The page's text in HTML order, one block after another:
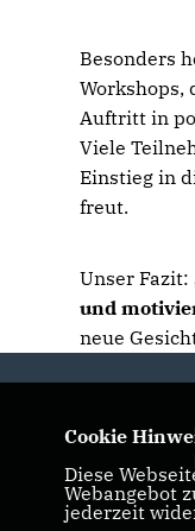
Besonders
Workshops,
Auftritt in
Viele
Einstieg in
freut.
Unser Fazit:
und
neue
Cookie
Diese
Webangebot
jederzeit